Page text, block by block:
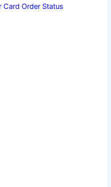
Card Order Status